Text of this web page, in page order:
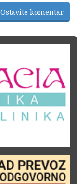
Ostavite komentar